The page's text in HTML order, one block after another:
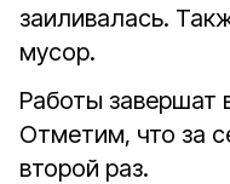
заиливалась.
мусор.
Работы завершат
Отметим, что за
второй раз.